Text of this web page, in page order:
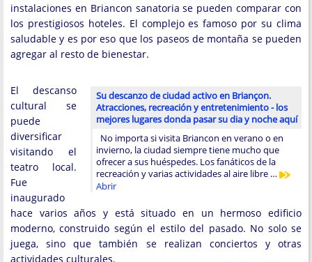
instalaciones en Briancon sanatoria se pueden comparar con
los prestigiosos hoteles. El complejo es famoso por su clima
saludable y es por eso que los paseos de montaña se pueden
agregar al resto de bienestar.
Su descanzo de ciudad activo en Briançon.
Atracciones, recreación y entretenimiento - los
mejores lugares donda pasar su dia y noche aquí
No importa si visita Briancon en verano o en
invierno, la ciudad siempre tiene mucho que
ofrecer a sus huéspedes. Los fanáticos de la
recreación y varias actividades al aire libre …
Abrir
El descanso
cultural se
puede
diversificar
visitando el
teatro local.
Fue
inaugurado
hace varios años y está situado en un hermoso edificio
moderno, construido según el estilo del pasado. No solo se
juega, sino que también se realizan conciertos y otras
actividades culturales.